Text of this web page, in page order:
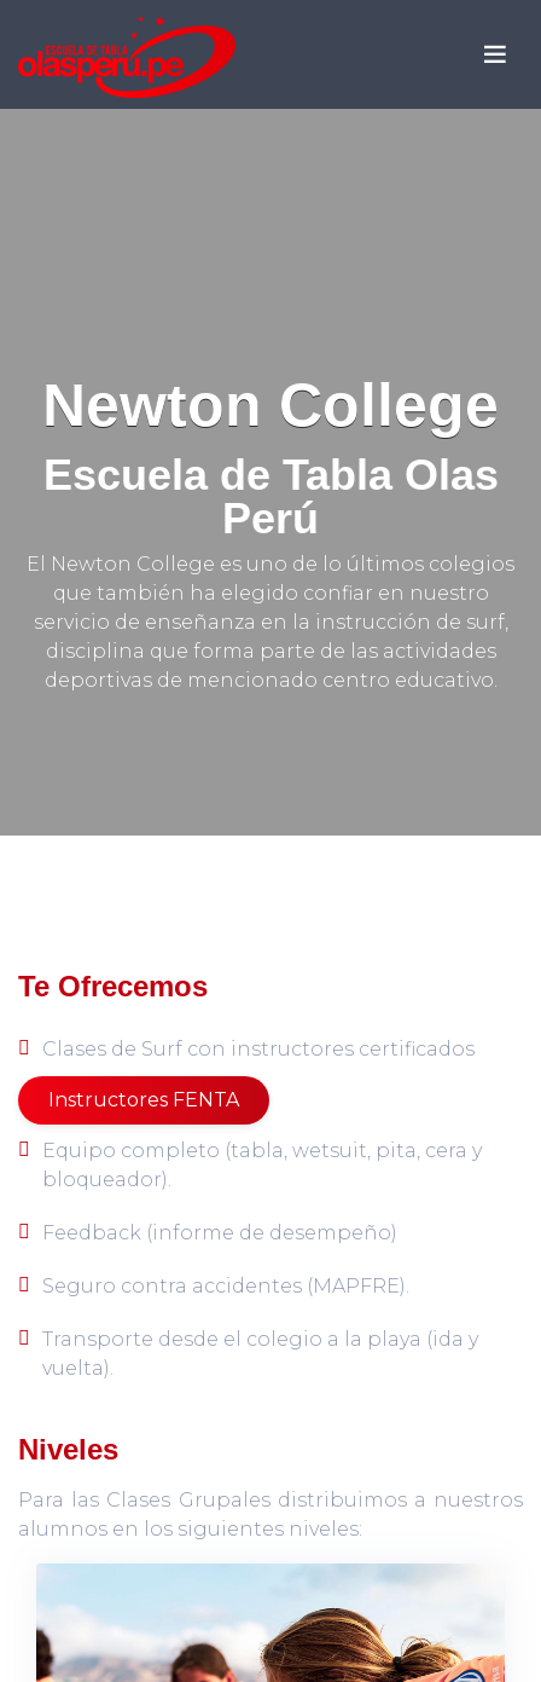
Newton College
Escuela de Tabla Olas
Perú
El Newton College es uno de lo últimos colegios
que también ha elegido confiar en nuestro
servicio de enseñanza en la instrucción de surf,
disciplina que forma parte de las actividades
deportivas de mencionado centro educativo.
Te Ofrecemos
Clases de Surf con instructores certificados
Instructores FENTA
Equipo completo (tabla, wetsuit, pita, cera y
bloqueador).
Feedback (informe de desempeño)
Seguro contra accidentes (MAPFRE).
Transporte desde el colegio a la playa (ida y
vuelta).
Niveles
Para las Clases Grupales distribuimos a nuestros
alumnos en los siguientes niveles: